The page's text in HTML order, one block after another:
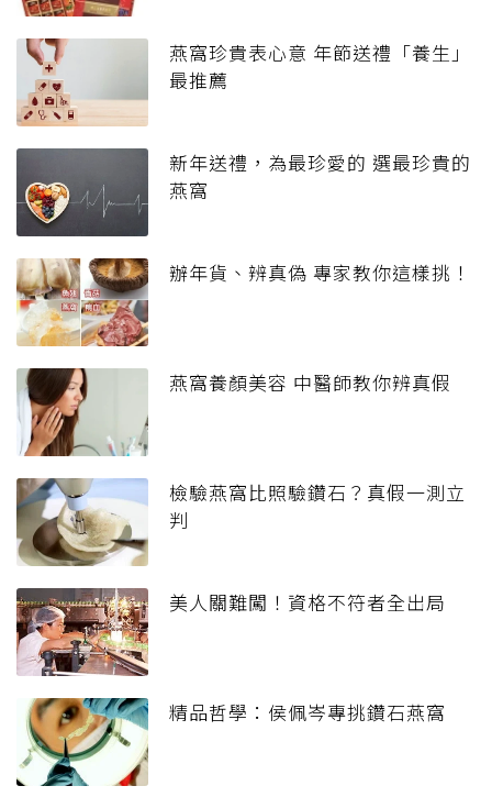
燕窩珍貴表心意 年節送禮「養生」
最推薦
新年送禮，為最珍愛的 選最珍貴的
燕窩
辦年貨、辨真偽 專家教你這樣挑！
燕窩養顏美容 中醫師教你辨真假
檢驗燕窩比照驗鑽石？真假一測立
判
美人關難闖！資格不符者全出局
精品哲學：侯佩岑專挑鑽石燕窩